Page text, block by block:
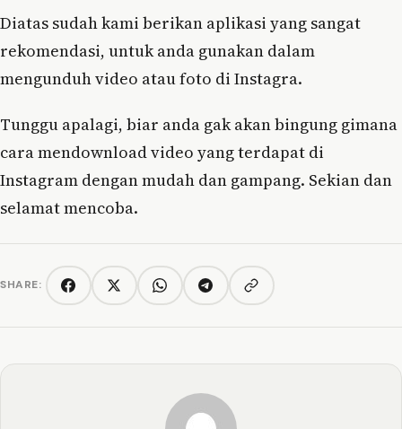
Diatas sudah kami berikan aplikasi yang sangat
rekomendasi, untuk anda gunakan dalam
mengunduh video atau foto di Instagra.
Tunggu apalagi, biar anda gak akan bingung gimana
cara mendownload video yang terdapat di
Instagram dengan mudah dan gampang. Sekian dan
selamat mencoba.
SHARE: FacebookTwitter/XWhatsAppTelegramCopy link